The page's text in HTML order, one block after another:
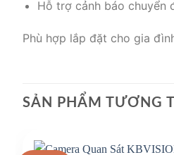
Hỗ trợ cảnh báo chuyển
Phù hợp lắp đặt cho gia
SẢN PHẨM TƯƠNG